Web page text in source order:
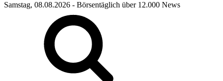
Samstag, 08.08.2026 - Börsentäglich über 12.000 News